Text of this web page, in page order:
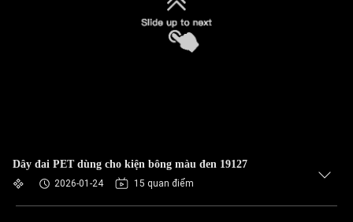
Dây đai PET dùng cho kiện bông màu đen 19127
2026-01-24 15 quan điểm